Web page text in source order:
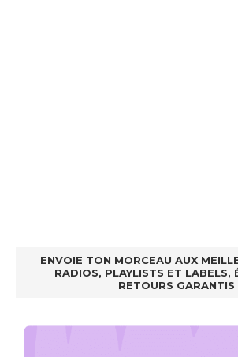
ENVOIE TON MORCEAU AUX
RADIOS, PLAYLISTS ET LABELS,
RETOURS GARANTIS